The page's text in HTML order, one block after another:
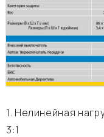
1. Нелинейная
3:1